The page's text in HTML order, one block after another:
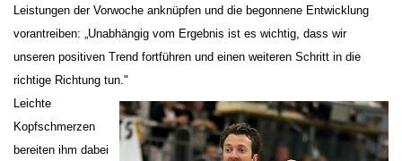
Leistungen der Vorwoche anknüpfen und die begonnene Entwicklung
vorantreiben: „Unabhängig vom Ergebnis ist es wichtig, dass wir
unseren positiven Trend fortführen und einen weiteren Schritt in die
richtige Richtung tun."
Leichte
Kopfschmerzen
bereiten ihm dabei